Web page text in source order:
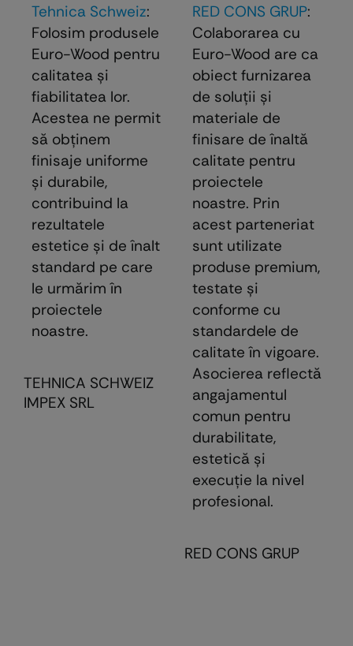
Tehnica Schweiz:
Folosim produsele
Euro-Wood pentru
calitatea și
fiabilitatea lor.
Acestea ne permit
să obținem
finisaje uniforme
și durabile,
contribuind la
rezultatele
estetice și de înalt
standard pe care
le urmărim în
proiectele
noastre.
TEHNICA SCHWEIZ
IMPEX SRL
RED CONS GRUP:
Colaborarea cu
Euro-Wood are ca
obiect furnizarea
de soluţii şi
materiale de
finisare de înaltă
calitate pentru
proiectele
noastre. Prin
acest parteneriat
sunt utilizate
produse premium,
testate şi
conforme cu
standardele de
calitate în vigoare.
Asocierea reflectă
angajamentul
comun pentru
durabilitate,
estetică şi
execuţie la nivel
profesional.
RED CONS GRUP